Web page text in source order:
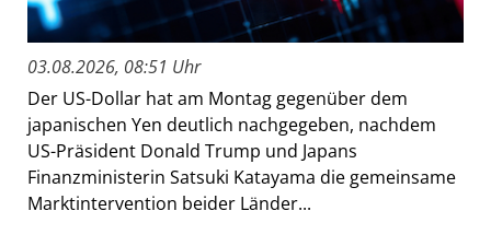
03.08.2026, 08:51 Uhr
Der US-Dollar hat am Montag gegenüber dem
japanischen Yen deutlich nachgegeben, nachdem
US-Präsident Donald Trump und Japans
Finanzministerin Satsuki Katayama die gemeinsame
Marktintervention beider Länder...